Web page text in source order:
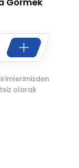
olarak